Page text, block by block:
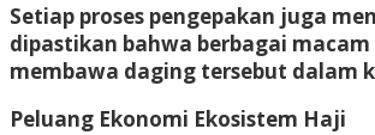
Setiap proses pengepakan juga
dipastikan bahwa berbagai
membawa daging tersebut dalam
Peluang Ekonomi Ekosistem Haji